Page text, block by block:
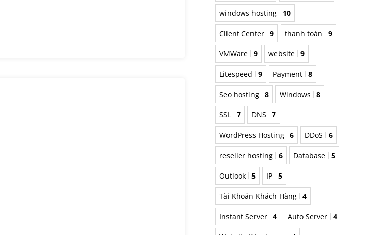
windows hosting 10
Client Center 9 thanh toán 9
VMWare 9 website 9
Litespeed 9 Payment 8
Seo hosting 8 Windows 8
SSL 7 DNS 7
WordPress Hosting 6 DDoS 6
reseller hosting 6 Database 5
Outlook 5 IP 5
Tài Khoản Khách Hàng 4
Instant Server 4 Auto Server 4